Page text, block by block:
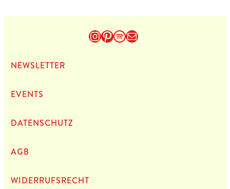
Instagram
Pinterest
Spotify
E-Mail
NEWS­LET­TER
EVENTS
DATEN­SCHUTZ
AGB
WIDERRUFSRECHT